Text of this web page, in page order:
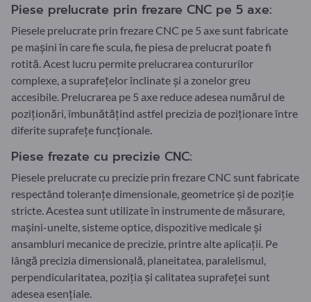
Piese prelucrate prin frezare CNC pe 5 axe:
Piesele prelucrate prin frezare CNC pe 5 axe sunt fabricate
pe mașini în care fie scula, fie piesa de prelucrat poate fi
rotită. Acest lucru permite prelucrarea contururilor
complexe, a suprafețelor înclinate și a zonelor greu
accesibile. Prelucrarea pe 5 axe reduce adesea numărul de
poziționări, îmbunătățind astfel precizia de poziționare între
diferite suprafețe funcționale.
Piese frezate cu precizie CNC:
Piesele prelucrate cu precizie prin frezare CNC sunt fabricate
respectând toleranțe dimensionale, geometrice și de poziție
stricte. Acestea sunt utilizate în instrumente de măsurare,
mașini-unelte, sisteme optice, dispozitive medicale și
ansambluri mecanice de precizie, printre alte aplicații. Pe
lângă precizia dimensională, planeitatea, paralelismul,
perpendicularitatea, poziția și calitatea suprafeței sunt
adesea esențiale.